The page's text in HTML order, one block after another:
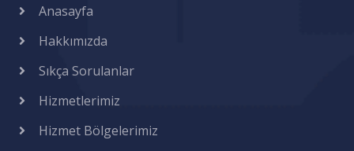
Anasayfa
Hakkımızda
Sıkça Sorulanlar
Hizmetlerimiz
Hizmet Bölgelerimiz